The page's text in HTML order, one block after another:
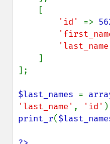
'id' =>
];
$last_names =
'last_name' , 'id'
print_r(